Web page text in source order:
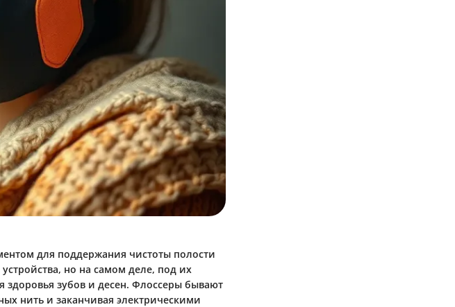
для поддержания чистоты полости
но на самом деле, под их
зубов и десен. Флоссеры бывают
нить и заканчивая электрическими